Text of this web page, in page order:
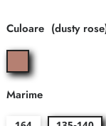
Culoare
dusty
rose
Marime